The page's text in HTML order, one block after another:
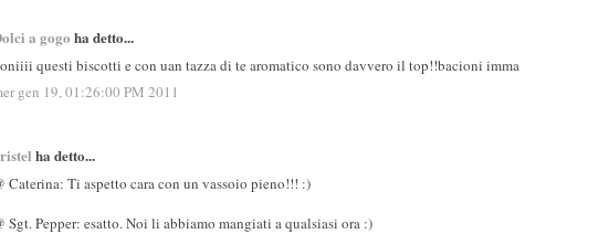
a gogo ha detto...
questi biscotti e con uan tazza di te aromatico sono davvero il top!!bacioni imma
gen 19, 01:26:00 PM 2011
ha detto...
Caterina: Ti aspetto cara con un vassoio pieno!!! :)
Sgt. Pepper: esatto. Noi li abbiamo mangiati a qualsiasi ora :)